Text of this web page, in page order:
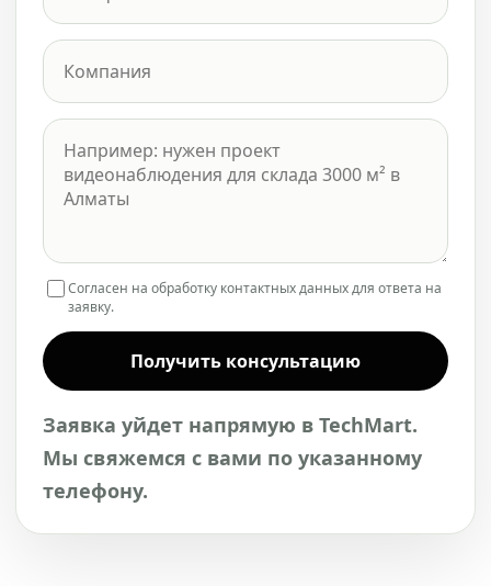
Согласен на обработку контактных данных для ответа на
заявку.
Получить консультацию
Заявка уйдет напрямую в TechMart.
Мы свяжемся с вами по указанному
телефону.